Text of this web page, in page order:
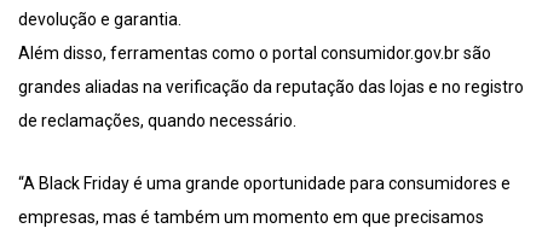
devolução e garantia.
Além disso, ferramentas como o portal consumidor.gov.br são
grandes aliadas na verificação da reputação das lojas e no registro
de reclamações, quando necessário.
“A Black Friday é uma grande oportunidade para consumidores e
empresas, mas é também um momento em que precisamos